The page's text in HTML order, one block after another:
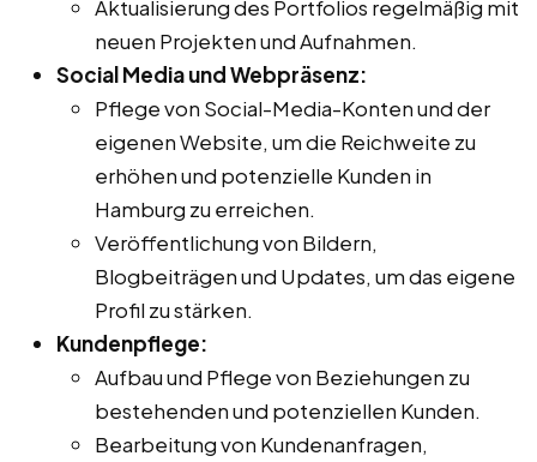
Aktualisierung des Portfolios regelmäßig mit
neuen Projekten und Aufnahmen.
Social Media und Webpräsenz:
Pflege von Social-Media-Konten und der
eigenen Website, um die Reichweite zu
erhöhen und potenzielle Kunden in
Hamburg zu erreichen.
Veröffentlichung von Bildern,
Blogbeiträgen und Updates, um das eigene
Profil zu stärken.
Kundenpflege:
Aufbau und Pflege von Beziehungen zu
bestehenden und potenziellen Kunden.
Bearbeitung von Kundenanfragen,